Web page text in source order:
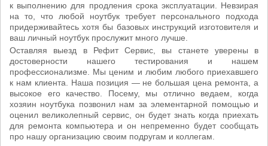
к выполнению для продления срока эксплуатации. Невзирая
на то, что любой ноутбук требует персонального подхода
придерживайтесь хотя бы базовых инструкций изготовителя и
ваш личный ноутбук прослужит много лучше.
Оставляя выезд в Рефит Сервис, вы станете уверены в
достоверности нашего тестирования и нашем
профессионализме. Мы ценим и любим любого приехавшего
к нам клиента. Наша позиция — не большая цена ремонта, а
высокое его качество. Посему, мы отлично ведаем, когда
хозяин ноутбука позвонил нам за элементарной помощью и
оценил великолепный сервис, он будет знать когда приехать
для ремонта компьютера и он непременно будет сообщать
про нашу организацию своим подругам и коллегам.